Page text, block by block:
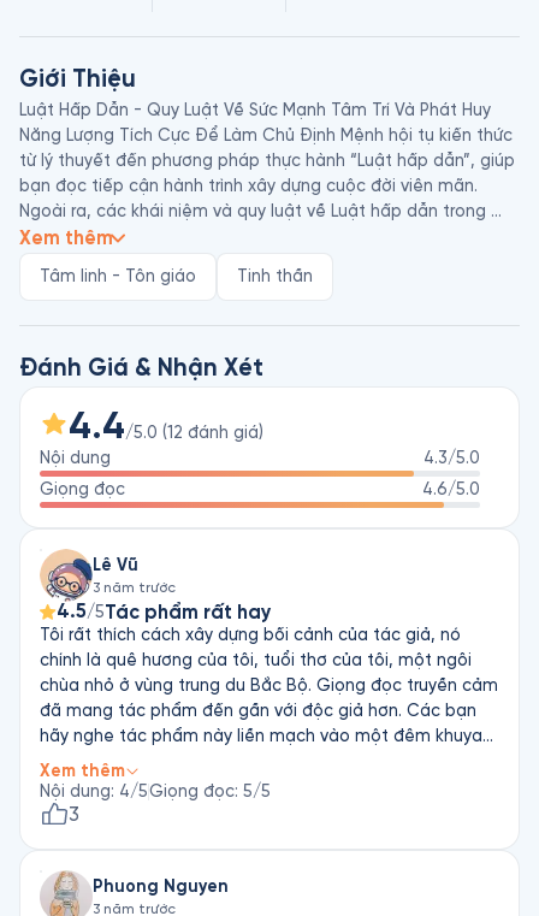
Giới Thiệu
Luật Hấp Dẫn - Quy Luật Về Sức Mạnh Tâm Trí Và Phát Huy
Năng Lượng Tích Cực Để Làm Chủ Định Mệnh hội tụ kiến thức
từ lý thuyết đến phương pháp thực hành “Luật hấp dẫn”, giúp
bạn đọc tiếp cận hành trình xây dựng cuộc đời viên mãn.
Ngoài ra, các khái niệm và quy luật về Luật hấp dẫn trong
cuốn sách được tác giả lý giải ở nhiều góc độ giúp chúng ta
cách sử dụng nguồn năng lượng vô hình này một cách hiệu
Prentice Mulford (1834 - 1891) là tác giả người Mỹ đóng vai trò
quan trọng trong quá trình phát triển của phong trào Tư
tưởng mới. Nhiều nguyên tắc và quy luật tiêu biểu của phong
trào Tư tưởng mới đã được Mulford trình bày chi tiết trong
những bài luận xuất bản vào năm tháng cuối đời. Cuốn sách
của Mulford, Thoughts is Things (tạm dịch: Suy Nghĩ Là Vật
Chất) cùng với Luật Hấp Dẫn là bộ hướng dẫn về hệ thống
niềm tin mới này, đặt nền tảng cho nguyên tắc tư duy tích
Xem thêm
Tâm linh - Tôn giáo Tinh thần
Đánh Giá & Nhận Xét
4.4/5.0 (12 đánh giá)
Nội dung
4.3/5.0
Giọng đọc
4.6/5.0
Lê Vũ
3 năm trước
4.5/5Tác phẩm rất hay
Tôi rất thích cách xây dựng bối cảnh của tác giả, nó
chính là quê hương của tôi, tuổi thơ của tôi, một ngôi
chùa nhỏ ở vùng trung du Bắc Bộ. Giọng đọc truyền cảm
đã mang tác phẩm đến gần với độc giả hơn. Các bạn
hãy nghe tác phẩm này liền mạch vào một đêm khuya
tĩnh mịch, đảm bảo câu chuyện sẽ theo lưu luyến trong
tâm trí các bạn rất lâu đấy.
Xem thêm
Nội dung: 4/5Giọng đọc: 5/5
3
Phuong Nguyen
3 năm trước